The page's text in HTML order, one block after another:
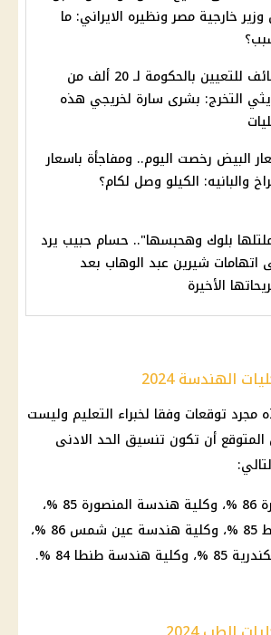
وزير خارجية مصر ونظيره الايراني: ما
وظائف للتعيين بالحكومة لـ 20 ألف من
التخرج: بشرى سارة لخريجي هذه
البيض رخصت اليوم.. ومفاجأة باسعار
والبانيه: الكيلو وصل لكام؟
بلوك وهحبسها".. حسام حبيب يرد
اتهامات شيرين عبد الوهاب بعد
الأخيرة
الهندسة 2024
مجرد توقعات وفقا لخبراء التعليم وليست
أن تكون تنسيق الحد الادنى
كلية هندسة القاهرة 86 %، وكلية هندسة المنصورة 85 %،
شمس
86 %،